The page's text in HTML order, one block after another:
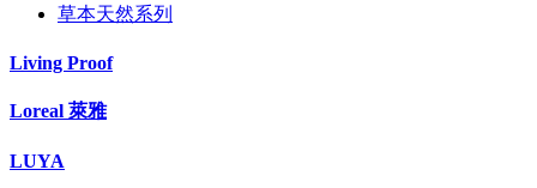
草本天然系列
Living Proof
Loreal 萊雅
LUYA